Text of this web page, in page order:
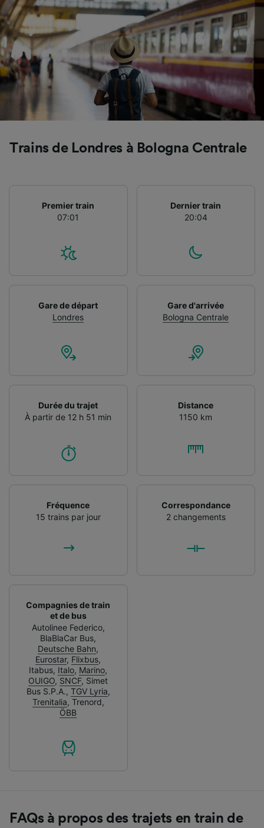
Trains de Londres à Bologna Centrale
Premier train
07:01
Dernier train
20:04
Gare de départ
Londres
Gare d'arrivée
Bologna Centrale
Durée du trajet
À partir de 12 h 51 min
Distance
1150 km
Fréquence
15 trains par jour
Correspondance
2 changements
Compagnies de train
et de bus
Autolinee Federico,
BlaBlaCar Bus,
Deutsche Bahn,
Eurostar, Flixbus,
Itabus, Italo, Marino,
OUIGO, SNCF, Simet
Bus S.P.A., TGV Lyria,
Trenitalia, Trenord,
ÖBB
FAQs à propos des trajets en train de
Utiliser des données de géolocalisation
précises. Analyser activement les
caractéristiques de l’appareil pour
l’identification. Stocker et/ou accéder à des
informations sur un appareil. Publicités et
contenu personnalisés, mesure de
performance des publicités et du contenu,
études d’audience et développement de
services.